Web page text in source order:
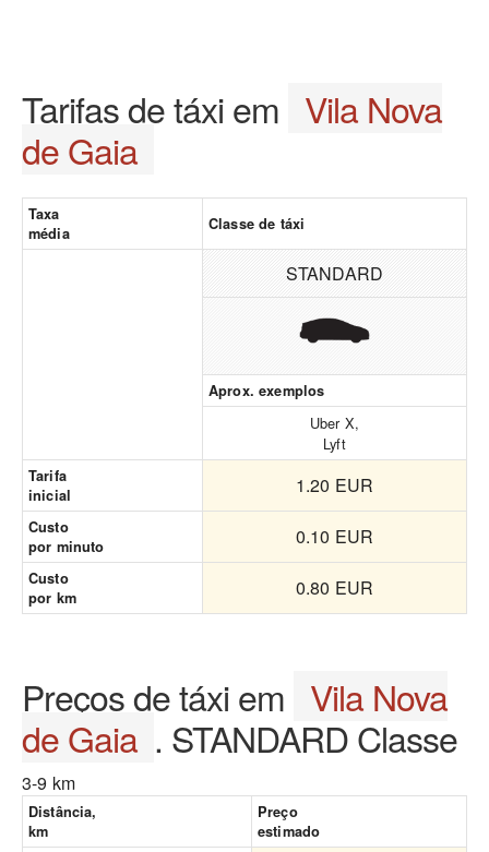
Tarifas de táxi em Vila Nova
de Gaia
Taxa
média
Classe de táxi
STANDARD
Aprox. exemplos
Uber X,
Lyft
Tarifa
inicial
1.20 EUR
Custo
por minuto
0.10 EUR
Custo
por km
0.80 EUR
Preços de táxi em Vila Nova
de Gaia . STANDARD Classe
3-9 km
Distância,
km
Preço
estimado